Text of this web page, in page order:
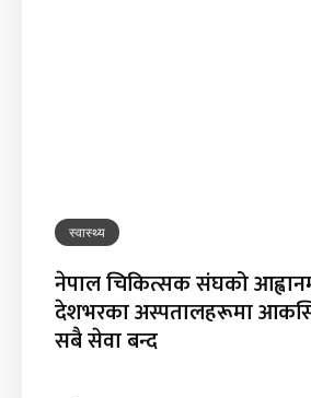
स्वास्थ्य
नेपाल चिकित्सक संघको
देशभरका अस्पतालहरूमा
सबै सेवा बन्द